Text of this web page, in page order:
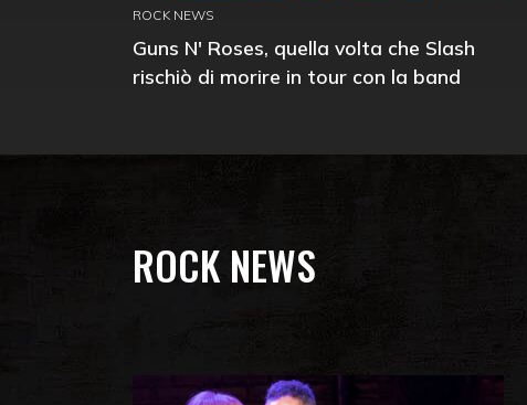
ROCK NEWS
Guns N' Roses, quella volta che Slash
rischiò di morire in tour con la band
ROCK NEWS